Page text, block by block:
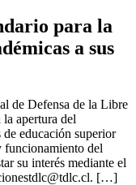
para la
a sus
de Defensa de la Libre
apertura del
educación superior
funcionamiento del
su interés mediante el
. […]